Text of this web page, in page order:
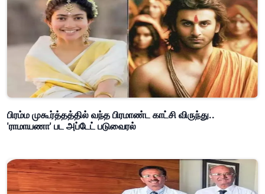
பிரம்ம முகூர்த்தத்தில் வந்த பிரமாண்ட காட்சி விருந்து..
'ராமாயணா' பட அப்டேட் படுவைரல்